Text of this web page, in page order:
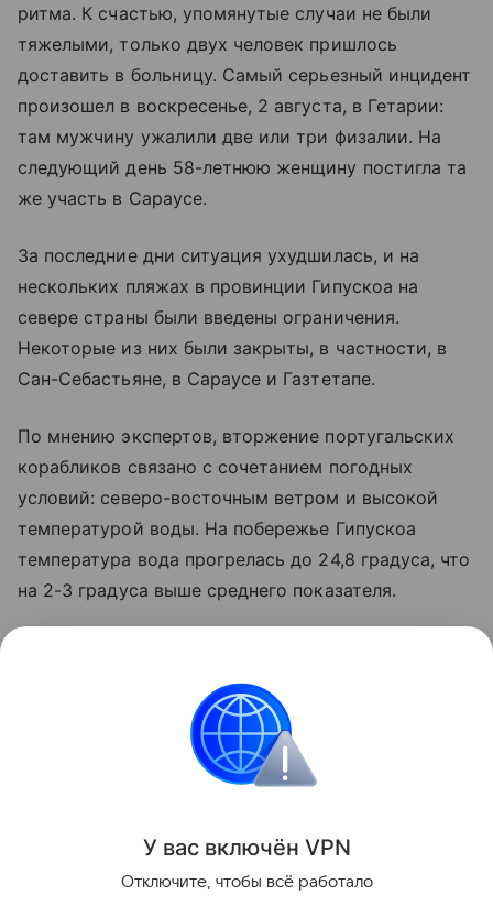
ритма. К счастью, упомянутые случаи не были
тяжелыми, только двух человек пришлось
доставить в больницу. Самый серьезный инцидент
произошел в воскресенье, 2 августа, в Гетарии:
там мужчину ужалили две или три физалии. На
следующий день 58-летнюю женщину постигла та
же участь в Сараусе.
За последние дни ситуация ухудшилась, и на
нескольких пляжах в провинции Гипускоа на
севере страны были введены ограничения.
Некоторые из них были закрыты, в частности, в
Сан-Себастьяне, в Сараусе и Газтетапе.
По мнению экспертов, вторжение португальских
корабликов связано с сочетанием погодных
условий: северо-восточным ветром и высокой
температурой воды. На побережье Гипускоа
температура вода прогрелась до 24,8 градуса, что
на 2-3 градуса выше среднего показателя.
этой неделе после появления многочисленных
физалий на атлантическом побережье: несколько
пляжей были закрыты, в том числе в Бретани и
Поделиться
У вас включён VPN
Отключите, чтобы всё работало